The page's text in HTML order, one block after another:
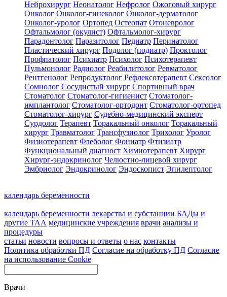
Нейрохирург Неонатолог Нефролог Ожоговый хирург
Онколог Онколог-гинеколог Онколог-дерматолог
Онколог-уролог Ортопед Остеопат Отоневролог
Офтальмолог (окулист) Офтальмолог-хирург
Парадонтолог Паразитолог Педиатр Перинатолог
Пластический хирург Подолог (подиатр) Проктолог
Профпатолог Психиатр Психолог Психотерапевт
Пульмонолог Радиолог Реабилитолог Ревматолог
Рентгенолог Репродуктолог Рефлексотерапевт Сексолог
Сомнолог Сосудистый хирург Спортивный врач
Стоматолог Стоматолог-гигиенист Стоматолог-
имплантолог Стоматолог-ортодонт Стоматолог-ортопед
Стоматолог-хирург Судебно-медицинский эксперт
Сурдолог Терапевт Торакальный онколог Торакальный
хирург Травматолог Трансфузиолог Трихолог Уролог
Физиотерапевт Флеболог Фониатр Фтизиатр
Функциональный диагност Химиотерапевт Хирург
Хирург-эндокринолог Челюстно-лицевой хирург
Эмбриолог Эндокринолог Эндоскопист Эпилептолог
календарь беременности
календарь беременности лекарства и субстанции БАДы и
другие ТАА медицинские учреждения врачи анализы и
процедуры
статьи новости вопросы и ответы о нас контакты
Политика обработки ПД Согласие на обработку ПД Согласие
на использование Cookie
Врачи